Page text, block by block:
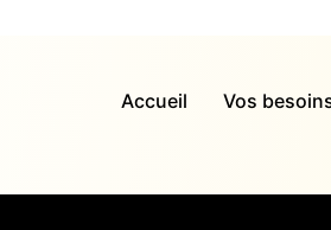
Accueil Vos